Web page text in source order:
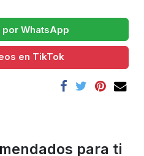
por WhatsApp
en TikTok
para ti